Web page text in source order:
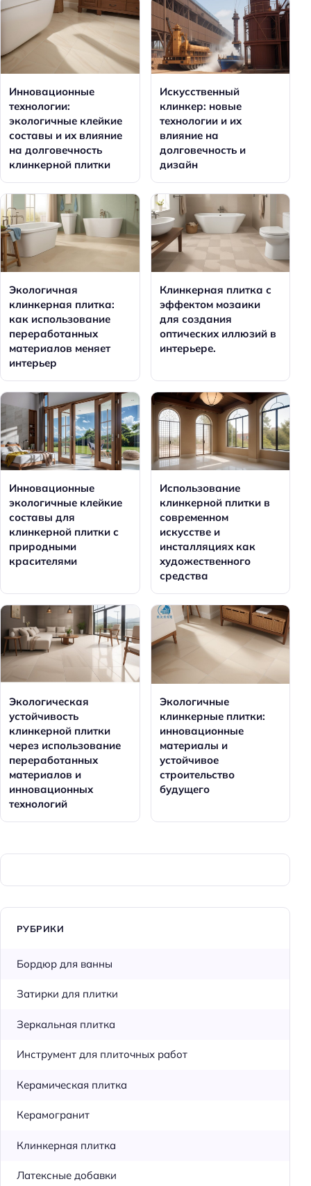
Инновационные
технологии:
экологичные клейкие
составы и их влияние
на долговечность
клинкерной плитки
Искусственный
клинкер: новые
технологии и их
влияние на
долговечность и
дизайн
Экологичная
клинкерная плитка:
как использование
переработанных
материалов меняет
интерьер
Клинкерная плитка с
эффектом мозаики
для создания
оптических иллюзий в
интерьере.
Инновационные
экологичные клейкие
составы для
клинкерной плитки с
природными
красителями
Использование
клинкерной плитки в
современном
искусстве и
инсталляциях как
художественного
средства
Экологическая
устойчивость
клинкерной плитки
через использование
переработанных
материалов и
инновационных
технологий
Экологичные
клинкерные плитки:
инновационные
материалы и
устойчивое
строительство
будущего
РУБРИКИ
Бордюр для ванны
Затирки для плитки
Зеркальная плитка
Инструмент для плиточных работ
Керамическая плитка
Керамогранит
Клинкерная плитка
Латексные добавки